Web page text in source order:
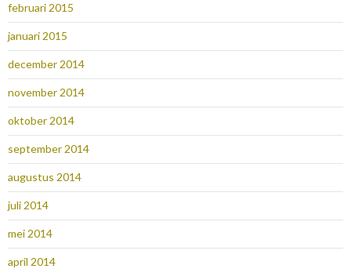
februari 2015
januari 2015
december 2014
november 2014
oktober 2014
september 2014
augustus 2014
juli 2014
mei 2014
april 2014